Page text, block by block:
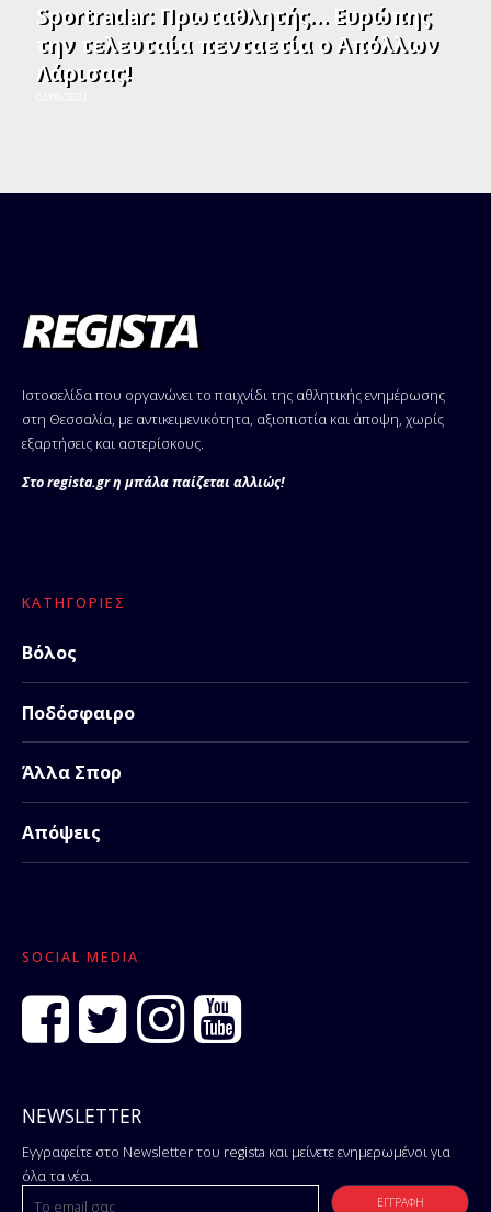
Sportradar: Πρωταθλητής… Ευρώπης
την τελευταία πενταετία ο Απόλλων
Λάρισας!
Ιστοσελίδα που οργανώνει το παιχνίδι της αθλητικής ενημέρωσης
στη Θεσσαλία, με αντικειμενικότητα, αξιοπιστία και άποψη, χωρίς
εξαρτήσεις και αστερίσκους.
Στο regista.gr η μπάλα παίζεται αλλιώς!
ΚΑΤΗΓΟΡΊΕΣ
Βόλος
Ποδόσφαιρο
Άλλα Σπορ
Απόψεις
SOCIAL MEDIA
NEWSLETTER
Εγγραφείτε στο Newsletter του regista και μείνετε ενημερωμένοι για
όλα τα νέα.